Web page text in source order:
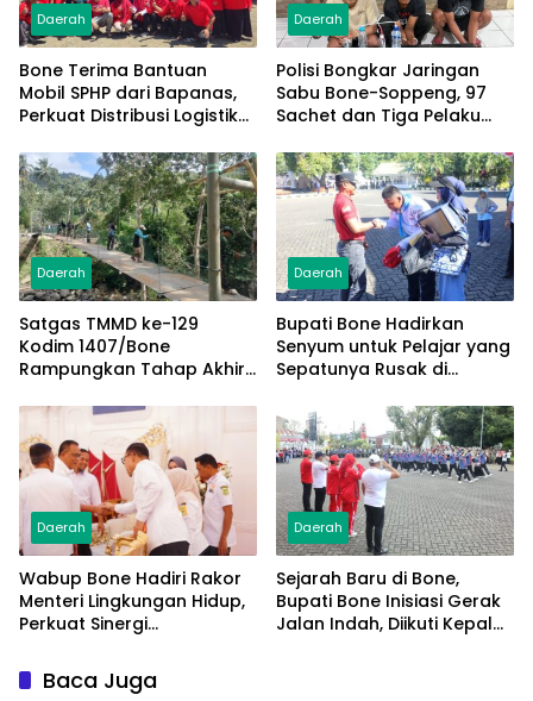
Daerah
Bone Terima Bantuan
Mobil SPHP dari Bapanas,
Perkuat Distribusi Logistik
Daerah
Polisi Bongkar Jaringan
Sabu Bone-Soppeng, 97
Sachet dan Tiga Pelaku
Daerah
Satgas TMMD ke-129
Kodim 1407/Bone
Rampungkan Tahap Akhir
Pattuku, Jaring Pengaman
Mulai Terpasang
Daerah
Bupati Bone Hadirkan
Senyum untuk Pelajar yang
Sepatunya Rusak di
Kemerdekaan
Daerah
Wabup Bone Hadiri Rakor
Menteri Lingkungan Hidup,
Perkuat Sinergi
Modern
Daerah
Sejarah Baru di Bone,
Bupati Bone Inisiasi Gerak
Jalan Indah, Diikuti Kepala
Baca Juga